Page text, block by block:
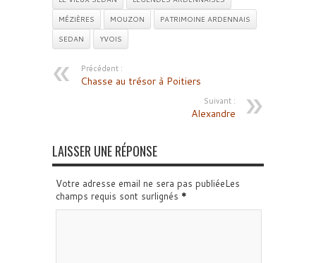
MÉZIÈRES
MOUZON
PATRIMOINE ARDENNAIS
SEDAN
YVOIS
Précédent :
Chasse au trésor à Poitiers
Suivant :
Alexandre
LAISSER UNE RÉPONSE
Votre adresse email ne sera pas publiéeLes
champs requis sont surlignés *